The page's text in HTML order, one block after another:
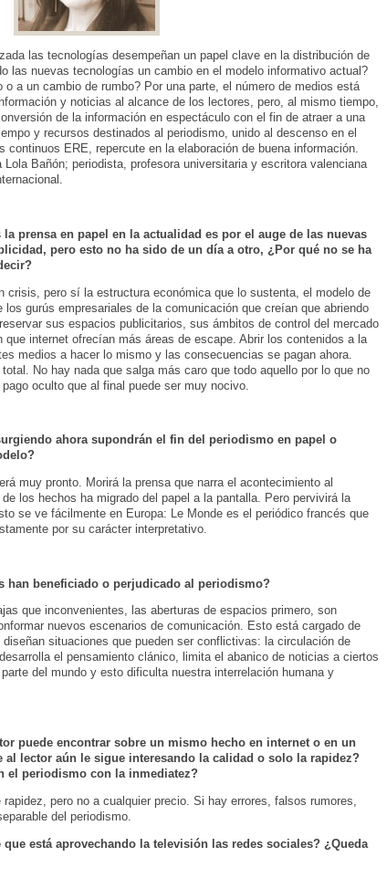
las tecnologías desempeñan un papel clave en la distribución de
las nuevas tecnologías un cambio en el modelo informativo actual?
a un cambio de rumbo? Por una parte, el número de medios está
y noticias al alcance de los lectores, pero, al mismo tiempo,
de la información en espectáculo con el fin de atraer a una
y recursos destinados al periodismo, unido al descenso en el
continuos ERE, repercute en la elaboración de buena información.
Bañón; periodista, profesora universitaria y escritora valenciana
prensa en papel en la actualidad es por el auge de las nuevas
pero esto no ha sido de un día a otro, ¿Por qué no se ha
crisis, pero sí la estructura económica que lo sustenta, el modelo de
gurús empresariales de la comunicación que creían que abriendo
sus espacios publicitarios, sus ámbitos de control del mercado
internet ofrecían más áreas de escape. Abrir los contenidos a la
medios a hacer lo mismo y las consecuencias se pagan ahora.
No hay nada que salga más caro que todo aquello por lo que no
oculto que al final puede ser muy nocivo.
ahora supondrán el fin del periodismo en papel o
muy pronto. Morirá la prensa que narra el acontecimiento al
los hechos ha migrado del papel a la pantalla. Pero pervivirá la
se ve fácilmente en Europa: Le Monde es el periódico francés que
por su carácter interpretativo.
han beneficiado o perjudicado al periodismo?
que inconvenientes, las aberturas de espacios primero, son
nuevos escenarios de comunicación. Esto está cargado de
situaciones que pueden ser conflictivas: la circulación de
el pensamiento clánico, limita el abanico de noticias a ciertos
del mundo y esto dificulta nuestra interrelación humana y
puede encontrar sobre un mismo hecho en internet o en un
lector aún le sigue interesando la calidad o solo la rapidez?
el periodismo con la inmediatez?
pero no a cualquier precio. Si hay errores, falsos rumores,
del periodismo.
está aprovechando la televisión las redes sociales? ¿Queda